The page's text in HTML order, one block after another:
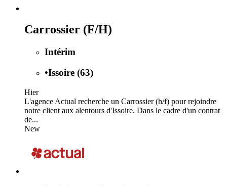
Carrossier (F/H)
Intérim
•Issoire (63)
Hier
L'agence Actual recherche un Carrossier (h/f) pour rejoindre
notre client aux alentours d'Issoire. Dans le cadre d'un contrat
de...
New